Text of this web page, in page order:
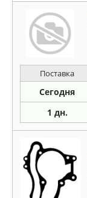
Поставка
Сегодня
1 дн.